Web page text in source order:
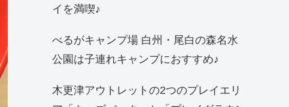
イを満喫♪
べるがキャンプ場 白州・尾白の森名水
公園は子連れキャンプにおすすめ♪
木更津アウトレットの2つのプレイエリ